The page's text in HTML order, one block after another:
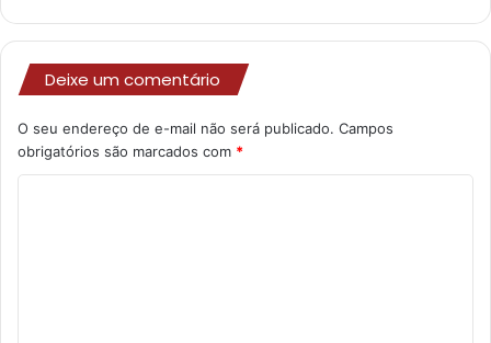
Deixe um comentário
O seu endereço de e-mail não será publicado. Campos
obrigatórios são marcados com *